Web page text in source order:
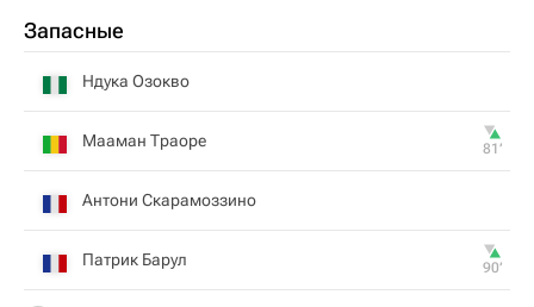
Запасные
Ндука Озокво
Мааман Траоре 81‎’‎
Антони Скарамоззино
Патрик Барул 90‎’‎